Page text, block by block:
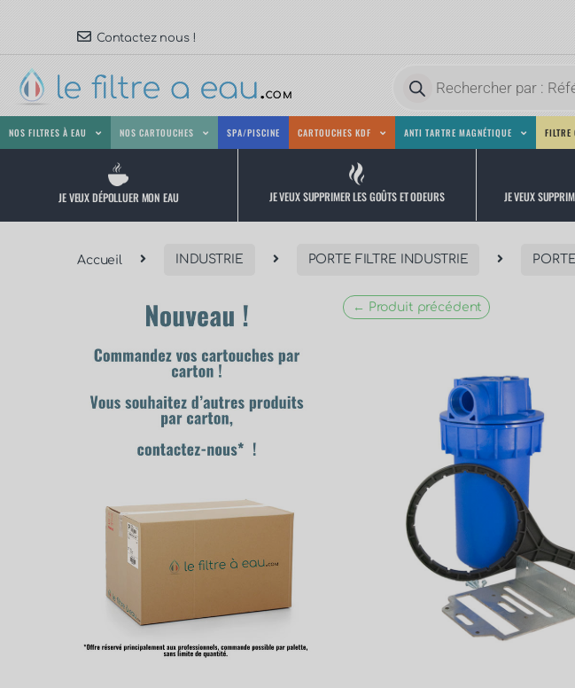
Contactez nous !
NOS FILTRES À EAU NOS CARTOUCHES SPA/PISCINE CARTOUCHES KDF ANTI TARTRE MAGNÉTIQUE FILTRE
JE VEUX DÉPOLLUER MON EAU JE VEUX SUPPRIMER LES GOÛTS ET ODEURS JE VEUX
Accueil INDUSTRIE PORTE FILTRE INDUSTRIE
← Produit précédent